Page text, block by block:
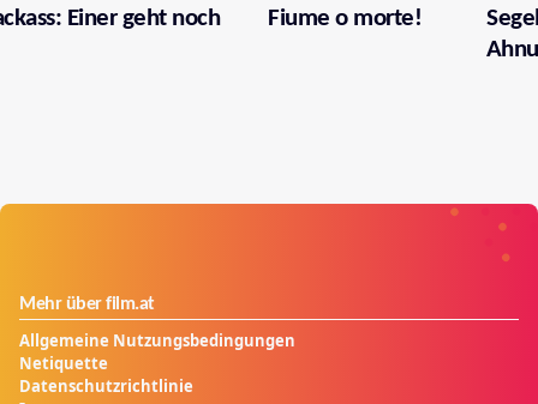
Einer geht noch Fiume o morte!
Mehr über film.at
Allgemeine Nutzungsbedingungen
Netiquette
Datenschutzrichtlinie